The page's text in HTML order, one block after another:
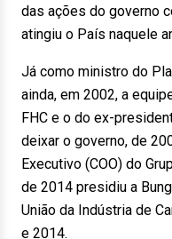
das ações do governo
atingiu o País naquele
Já como ministro do
ainda, em 2002, a
FHC e o do ex-
deixar o governo, de
Executivo (COO) do
de 2014 presidiu a
União da Indústria de
e 2014.